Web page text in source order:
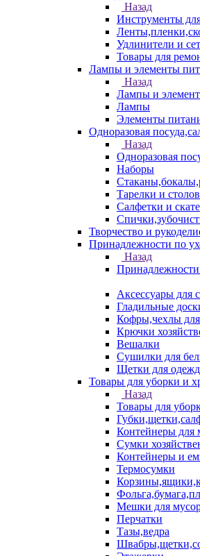
Назад
Инструменты
Удлинители и
Товары для
Лампы и элементы
Назад
Лампы и
Лампы
Элементы
Одноразовая
Назад
Одноразовая
Наборы
Тарелки и
Салфетки и
Творчество и
Принадлежности по
Назад
Принадлежности
Аксессуары для
Гладильные
Кофры,чехлы
Крючки
Вешалки
Сушилки для
Щетки для
Товары для уборки и
Назад
Товары для
Контейнеры для
Сумки
Контейнеры и
Термосумки
Мешки для
Перчатки
Тазы,ведра